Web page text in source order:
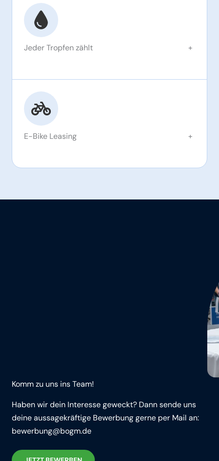
Jeder Tropfen zählt +
E-Bike Leasing +
Komm zu uns ins Team!
Haben wir dein Interesse geweckt? Dann sende uns
deine aussa­ge­kräftige Bewerbung gerne per Mail an:
bewerbung@bogm.de